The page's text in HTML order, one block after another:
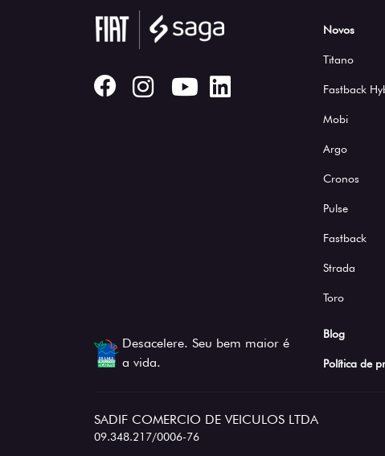
Desacelere. Seu bem maior é
a vida.
Novos
Titano
Fastback
Mobi
Argo
Cronos
Pulse
Fastback
Strada
Toro
Blog
Política de
SADIF COMERCIO DE VEICULOS LTDA
09.348.217/0006-76